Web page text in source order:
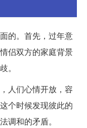
的。首先，过年意
侣双方的家庭背景
。
人们心情开放，容
个时候发现彼此的
调和的矛盾。